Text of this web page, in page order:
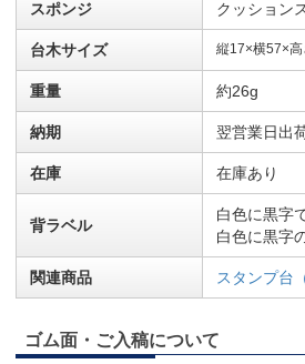
スポンジ クッション
台木サイズ 縦17×横57×
重量 約26g
納期 翌営業日出
在庫 在庫あり
背ラベル
白色に黒字
白色に黒字
関連商品 スタンプ台
ゴム面・ご入稿について